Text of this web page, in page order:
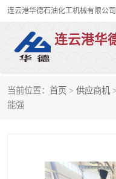
当前位置： 首页 > 供应商机 >
能强陆用流体装卸臂
LNG鹤管